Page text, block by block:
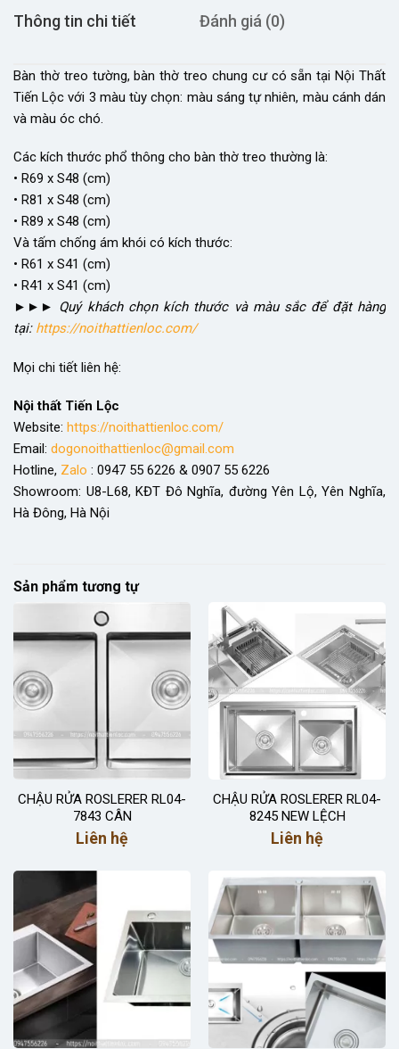
Thông tin chi tiết Đánh giá (0)
Bàn thờ treo tường, bàn thờ treo chung cư có sẵn tại Nội Thất
Tiến Lộc với 3 màu tùy chọn: màu sáng tự nhiên, màu cánh dán
và màu óc chó.
Các kích thước phổ thông cho bàn thờ treo thường là:
• R69 x S48 (cm)
• R81 x S48 (cm)
• R89 x S48 (cm)
Và tấm chống ám khói có kích thước:
• R61 x S41 (cm)
• R41 x S41 (cm)
►►► Quý khách chọn kích thước và màu sắc để đặt hàng
tại: https://noithattienloc.com/
Mọi chi tiết liên hệ:
Nội thất Tiến Lộc
Website: https://noithattienloc.com/
Email: dogonoithattienloc@gmail.com
Hotline, Zalo : 0947 55 6226 & 0907 55 6226
Showroom: U8-L68, KĐT Đô Nghĩa, đường Yên Lộ, Yên Nghĩa,
Hà Đông, Hà Nội
Sản phẩm tương tự
CHẬU RỬA ROSLERER RL04-
7843 CÂN
Liên hệ
CHẬU RỬA ROSLERER RL04-
8245 NEW LỆCH
Liên hệ